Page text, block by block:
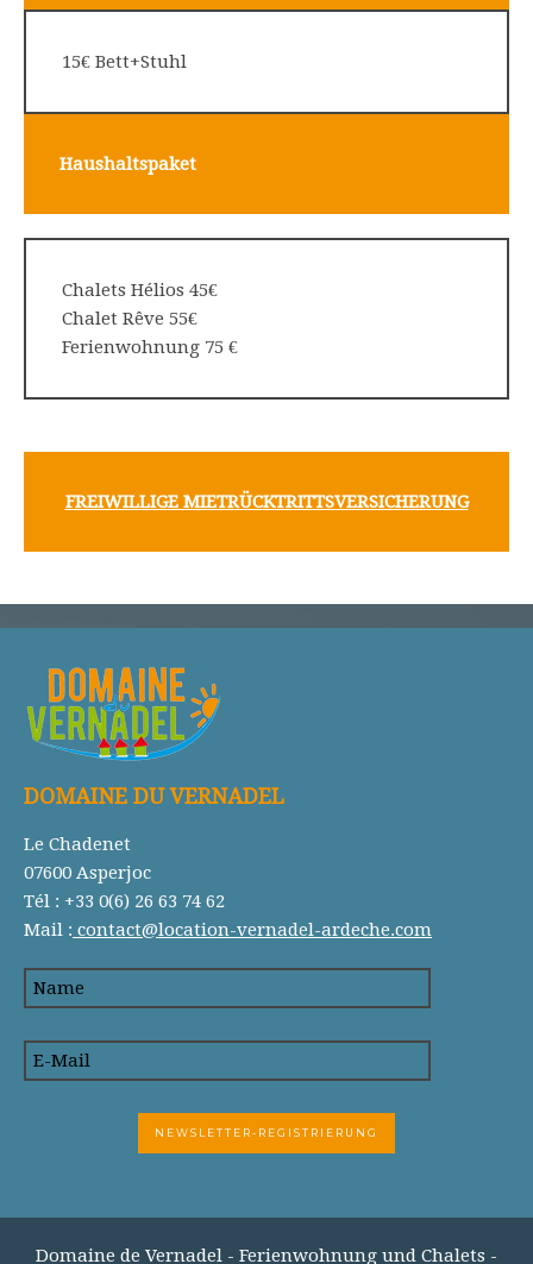
15€ Bett+Stuhl
Haushaltspaket
Chalets Hélios 45€
Chalet Rêve 55€
Ferienwohnung 75 €
FREIWILLIGE MIETRÜCKTRITTSVERSICHERUNG
DOMAINE DU VERNADEL
Le Chadenet
07600 Asperjoc
Tél : +33 0(6) 26 63 74 62
Mail : contact@location-vernadel-ardeche.com
Domaine de Vernadel - Ferienwohnung und Chalets -